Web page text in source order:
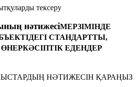
тексеру
нәтижесіМЕРЗІМІНДЕ
СТАНДАРТТЫ,
ЕДЕНДЕР
НӘТИЖЕСІН ҚАРАҢЫЗ